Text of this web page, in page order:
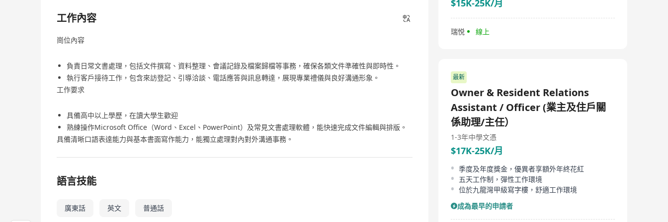
工作內容
崗位內容
負責日常文書處理，包括文件撰寫、資料整理、會議記錄及檔案歸檔等事務，確保各類文件準確性與即時性。
執行客戶接待工作，包含來訪登記、引導洽談、電話應答與訊息轉達，展現專業禮儀與良好溝通形象。
工作要求
具備高中以上學歷，在讀大學生歡迎
熟練操作Microsoft Office（Word、Excel、PowerPoint）及常見文書處理軟體，能快速完成文件編輯與排版。
具備清晰口語表達能力與基本書面寫作能力，能獨立處理對內對外溝通事務。
語言技能
廣東話 英文 普通話
$15K-25K/月
瑞悦 線上
最新
Owner & Resident Relations
Assistant / Officer (業主及住戶關
係助理/主任）
1-3年中學文憑
$17K-25K/月
季度及年度獎金，優異者享額外年終花紅
五天工作制，彈性工作環境
位於九龍灣甲級寫字樓，舒適工作環境
成為最早的申請者